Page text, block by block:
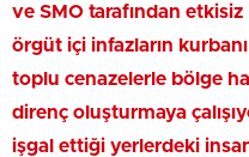
ve SMO tarafından
örgüt içi infazların
toplu cenazelerle bölge
direnç oluşturmaya
işgal ettiği yerlerdeki